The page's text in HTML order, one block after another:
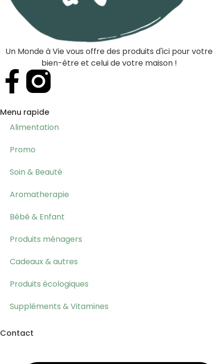
Un Monde à Vie vous offre des produits d'ici pour votre
bien-être et celui de votre maison !
Menu rapide
Alimentation
Promo
Soin & Beauté
Aromatherapie
Bébé & Enfant
Produits ménagers
Cadeaux & autres
Produits écologiques
Suppléments & Vitamines
Contact